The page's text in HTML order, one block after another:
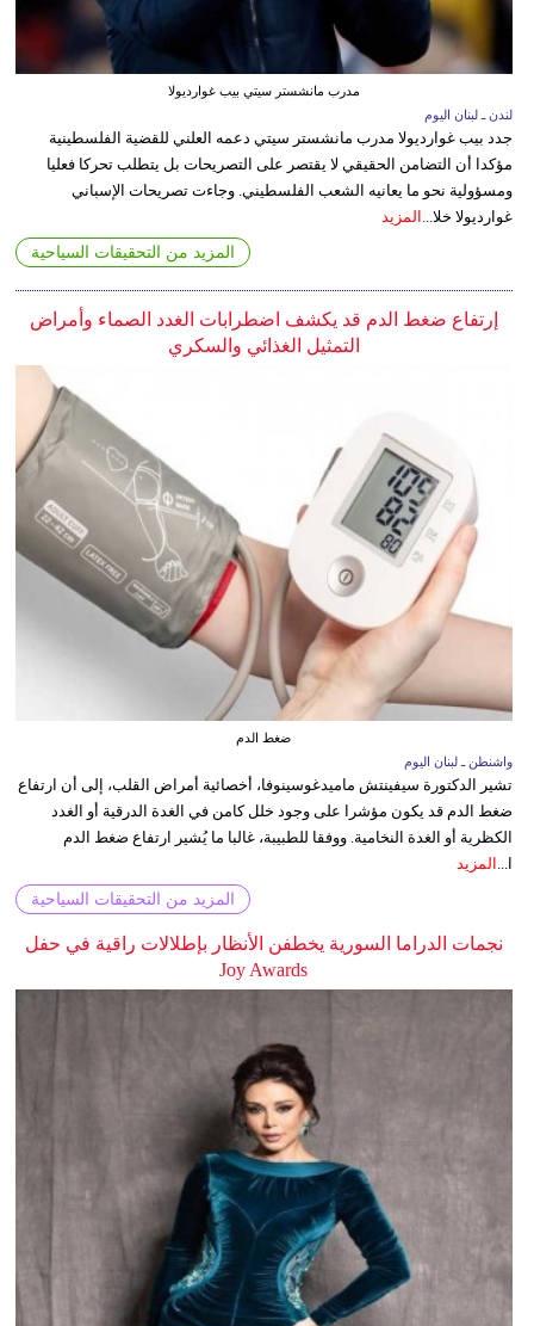
مدرب مانشستر سيتي بيب غوارديولا
لندن ـ لبنان اليوم
جدد بيب غوارديولا مدرب مانشستر سيتي دعمه العلني للقضية الفلسطينية
مؤكدا أن التضامن الحقيقي لا يقتصر على التصريحات بل يتطلب تحركا فعليا
ومسؤولية نحو ما يعانيه الشعب الفلسطيني. وجاءت تصريحات الإسباني
غوارديولا خلا... المزيد
المزيد من التحقيقات السياحية
إرتفاع ضغط الدم قد يكشف اضطرابات الغدد الصماء وأمراض
التمثيل الغذائي والسكري
ضغط الدم
واشنطن ـ لبنان اليوم
تشير الدكتورة سيفينتش ماميدغوسينوفا، أخصائية أمراض القلب، إلى أن ارتفاع
ضغط الدم قد يكون مؤشرا على وجود خلل كامن في الغدة الدرقية أو الغدد
الكظرية أو الغدة النخامية. ووفقا للطبيبة، غالبا ما يُشير ارتفاع ضغط الدم
ا...
المزيد
المزيد من التحقيقات السياحية
نجمات الدراما السورية يخطفن الأنظار بإطلالات راقية في حفل
Joy Awards